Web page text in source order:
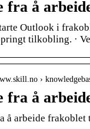
fra å
Outlook i
tilkobling. ·
›
fra å
å arbeide